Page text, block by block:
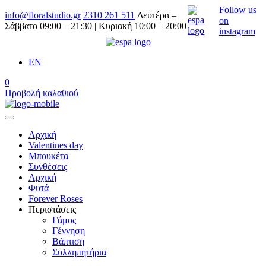
info@floralstudio.gr 2310 261 511 Δευτέρα –
Σάββατο 09:00 – 21:30 | Κυριακή 10:00 – 20:00
Follow us
on
instagram
EN
0
Προβολή καλαθιού
Αρχική
Valentines day
Μπουκέτα
Συνθέσεις
Αρχική
Φυτά
Forever Roses
Περιστάσεις
Γάμος
Γέννηση
Βάπτιση
Συλληπητήρια